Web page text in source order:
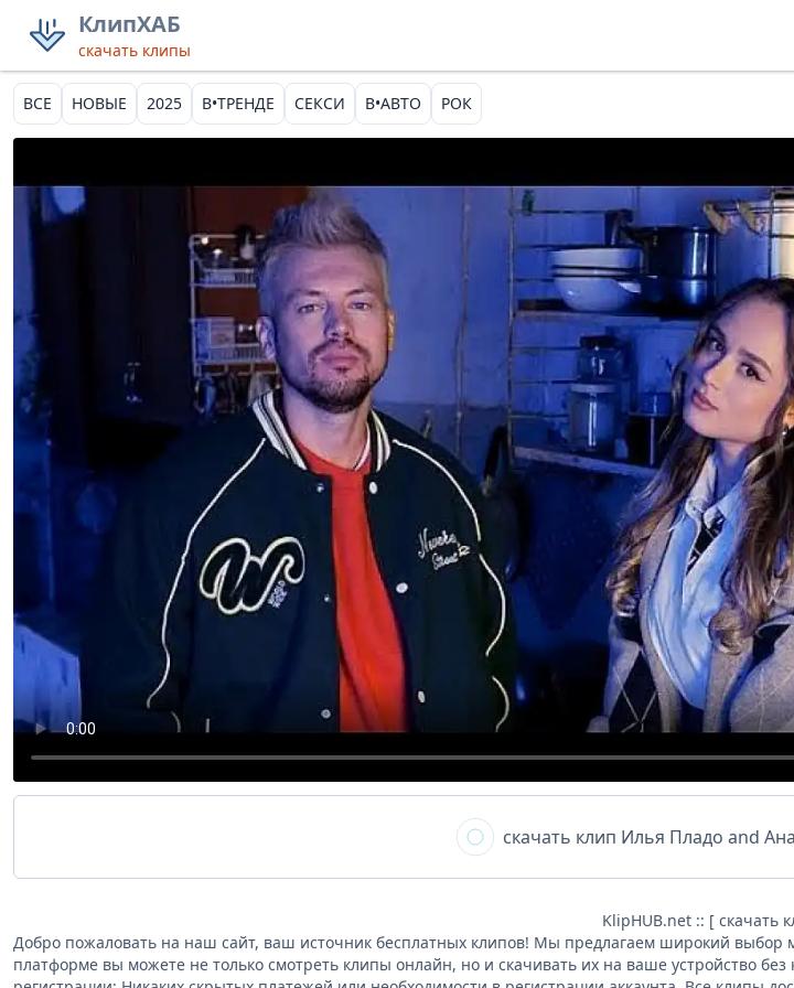
КлипХАБ
скачать клипы
ВСЕ НОВЫЕ 2025 В•ТРЕНДЕ СЕКСИ В•АВТО РОК
скачать клип Илья Пладо and
KlipHUB.net :: [ скачать
Добро пожаловать на наш сайт, ваш источник бесплатных клипов! Мы предлагаем широкий выбор
платформе вы можете не только смотреть клипы онлайн, но и скачивать их на ваше устройство